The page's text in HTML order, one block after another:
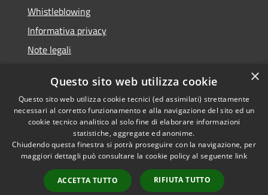
Whistleblowing
Informativa privacy
Note legali
Segnalazioni di inaccessibilità
RSS
Accessibilità
Copyright © 2026 • Comune di
Finale Ligure • Powered by
Municipium•
Accesso
redazione
×
Questo sito web utilizza cookie
Questo sito web utilizza cookie tecnici (ed assimilati) strettamente
necessari al corretto funzionamento e alla navigazione del sito ed un
cookie tecnico analitico al solo fine di elaborare informazioni
statistiche, aggregate ed anonime.
Chiudendo questa finestra si potrà proseguire con la navigazione, per
maggiori dettagli può consultare la cookie policy al seguente link
ACCETTA TUTTO RIFIUTA TUTTO